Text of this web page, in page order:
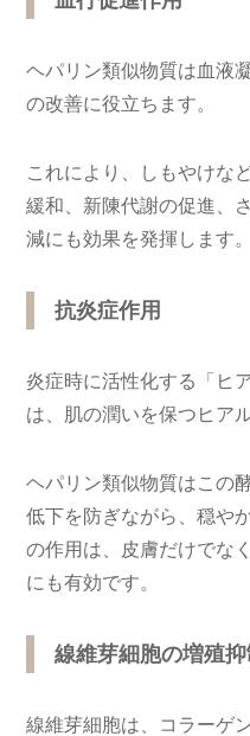
ヘパリン類似物質は血液
の改善に役立ちます。
これにより、しもやけな
緩和、新陳代謝の促進、
減にも効果を発揮します。
抗炎症作用
炎症時に活性化する「ヒ
は、肌の潤いを保つヒア
ヘパリン類似物質はこの
低下を防ぎながら、穏や
の作用は、皮膚だけでな
にも有効です。
線維芽細胞の増殖抑
線維芽細胞は、コラーゲ